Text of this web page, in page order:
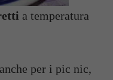
a temperatura
per i pic nic,